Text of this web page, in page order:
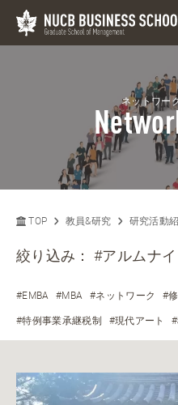
ネットワー
TOP 教員&研究 研究活動
絞り込み：#アルムナイ
#EMBA #MBA #ネットワーク #
#特例事業承継税制 #現代アート